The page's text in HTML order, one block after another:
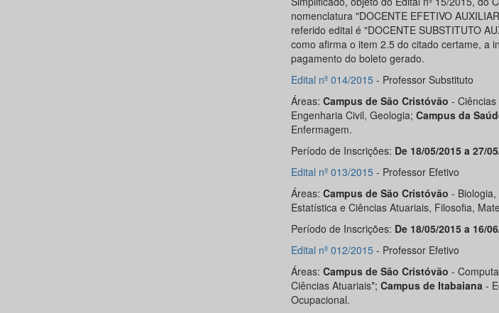
nomenclatura "DOCENTE EFETIVO
referido edital é "DOCENTE SUBSTITUTO
como afirma o item 2.5 do citado certame, a
pagamento do boleto gerado.
Edital nº 014/2015 - Professor Substituto
Áreas: Campus de São Cristóvão -
Engenharia Civil, Geologia; Campus da
Enfermagem.
Período de Inscrições: De 18/05/2015 a 27/
Edital nº 013/2015 - Professor Efetivo
Áreas: Campus de São Cristóvão -
Estatística e Ciências Atuariais, Filosofia,
Período de Inscrições: De 18/05/2015 a 16/
Edital nº 012/2015 - Professor Efetivo
Áreas: Campus de São Cristóvão -
Ciências Atuariais*; Campus de Itabaiana -
Ocupacional.